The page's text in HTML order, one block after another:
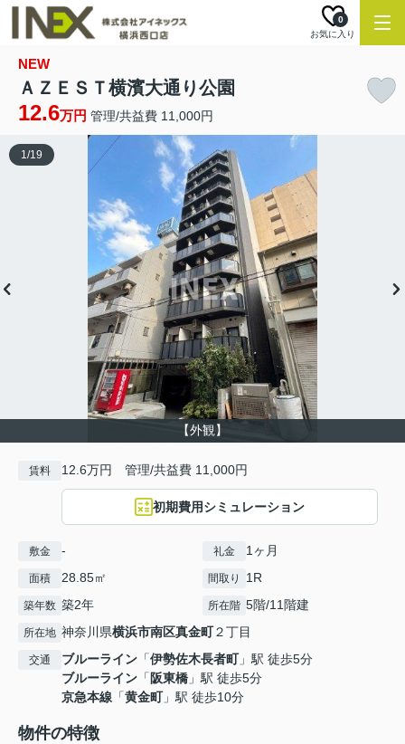
お気に入り
0
NEW
ＡＺＥＳＴ横濱大通り公園
12.6万円 管理/共益費 11,000円
【外観】
1/19
賃料 12.6万円 管理/共益費 11,000円
初期費用シミュレーション
敷金 - 礼金 1ヶ月
面積 28.85㎡ 間取り 1R
築年数 築2年 所在階 5階/11階建
所在地 神奈川県横浜市南区真金町２丁目
交通 ブルーライン 「伊勢佐木長者町」駅 徒歩5分
ブルーライン 「 阪東橋 」駅 徒歩5分
京急本線 「黄金町」駅 徒歩10分
物件の特徴